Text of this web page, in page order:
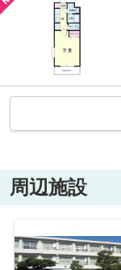
周辺施設